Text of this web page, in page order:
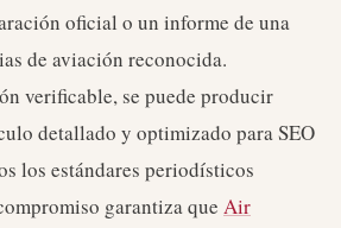
oficial o un informe de una
de aviación reconocida.
verificable, se puede producir
detallado y optimizado para SEO
los estándares periodísticos
garantiza que Air